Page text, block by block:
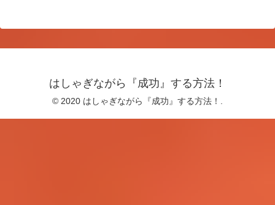
はしゃぎながら『成功』する方法！
© 2020 はしゃぎながら『成功』する方法！.